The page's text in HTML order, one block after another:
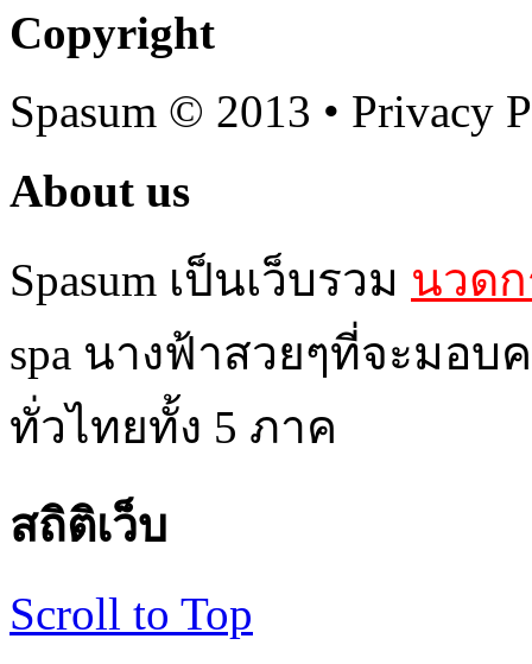
Copyright
Spasum © 2013 • Privacy
About us
Spasum เป็นเว็บรวม นวด
spa นางฟ้าสวยๆที่จะมอ
ทั่วไทยทั้ง 5 ภาค
สถิติเว็บ
Scroll to Top